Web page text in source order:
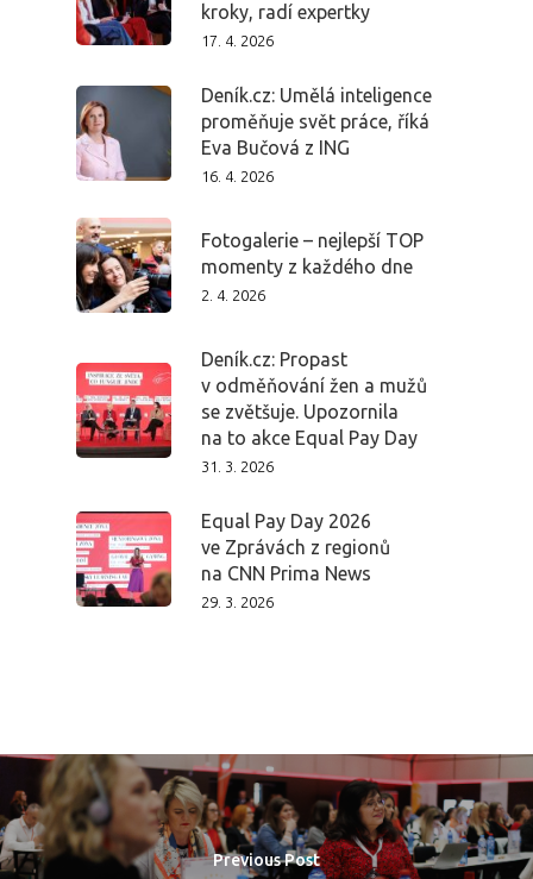
kroky, radí expertky
17. 4. 2026
Deník.cz: Umělá inteligence
proměňuje svět práce, říká
Eva Bučová z ING
16. 4. 2026
Fotogalerie – nejlepší TOP
momenty z každého dne
2. 4. 2026
Deník.cz: Propast
v odměňování žen a mužů
se zvětšuje. Upozornila
na to akce Equal Pay Day
31. 3. 2026
Equal Pay Day 2026
ve Zprávách z regionů
na CNN Prima News
29. 3. 2026
Previous Post